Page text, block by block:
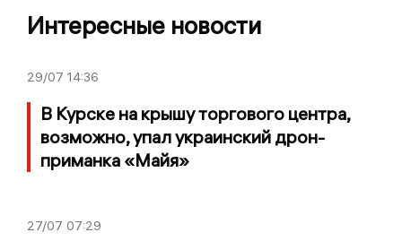
Интересные новости
29/07 14:36
В Курске на крышу торгового центра,
возможно, упал украинский дрон-
приманка «Майя»
27/07 07:29